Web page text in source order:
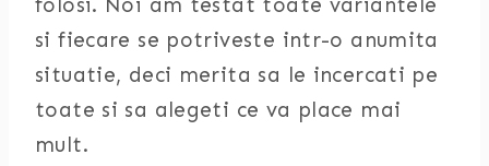
si fiecare se potriveste intr-o anumita
situatie, deci merita sa le incercati pe
toate si sa alegeti ce va place mai
mult.